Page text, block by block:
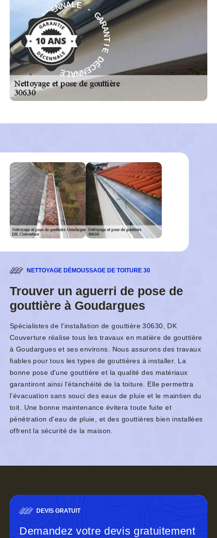
G
A
R
A
N
T
I
E
D
É
C
E
N
NALE - GAR
A
N
T
I
E
D
É
C
E
N
N
A
L
E
-
NETTOYAGE DÉMOUSSAGE DE TOITURE 30
Trouver un aguerri de pose de
gouttière à Goudargues
Spécialistes de l'installation de gouttière 30630, DK
Couverture réalise tous les travaux en matière de gouttière
à Goudargues et ses environs. Nous assurons des travaux
fiables pour tous les types de gouttières à installer. La
bonne pose d'une gouttière et la qualité des matériaux
garantiront ainsi l'étanchéité de la toiture. Elle permettra
l’évacuation sans souci des eaux de pluie et le maintien du
toit. Une bonne maintenance évitera toute fuite et
pénétration d'eau de pluie, et des gouttières bien installées
offrent la sécurité de la maison.
DEVIS GRATUIT
Demandez votre devis gratuitement